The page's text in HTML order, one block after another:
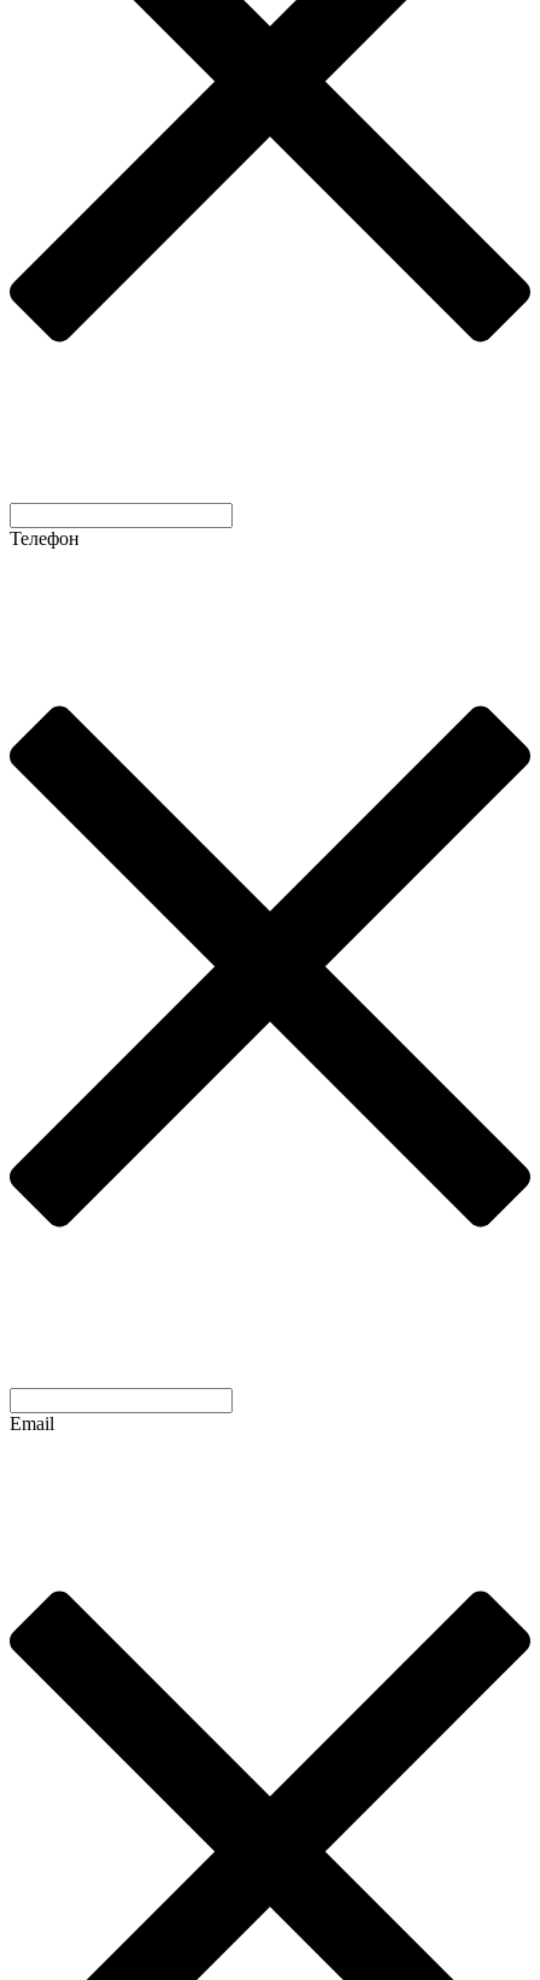
Телефон
Email